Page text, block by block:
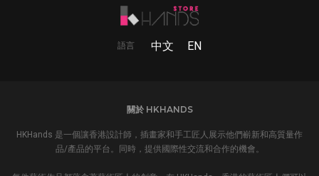
語言 中文 EN
關於 HKHANDS
HKHands 是一個讓香港設計師，插畫家和手工匠人展示他們嶄新和高質量作
品/產品的平台。同時，提供國際性交流和合作的機會。